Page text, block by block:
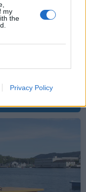
my
the
Privacy Policy
skryter og er